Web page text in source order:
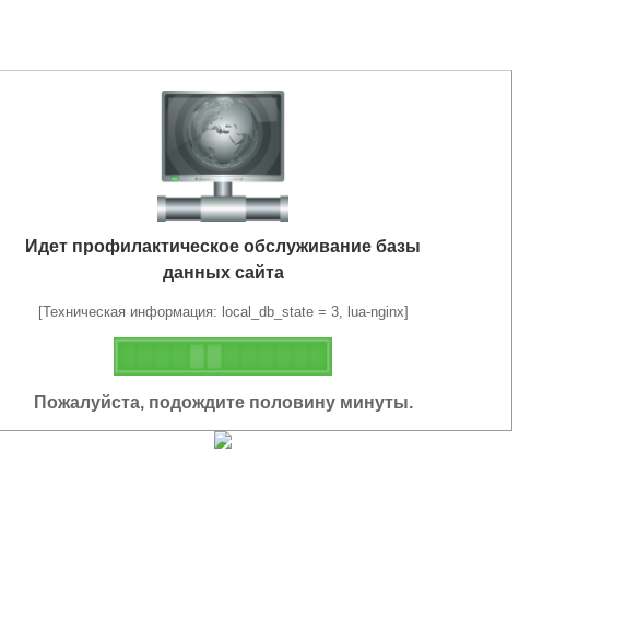
Идет профилактическое обслуживание базы
данных сайта
[Техническая информация: local_db_state = 3, lua-nginx]
Пожалуйста, подождите половину минуты.